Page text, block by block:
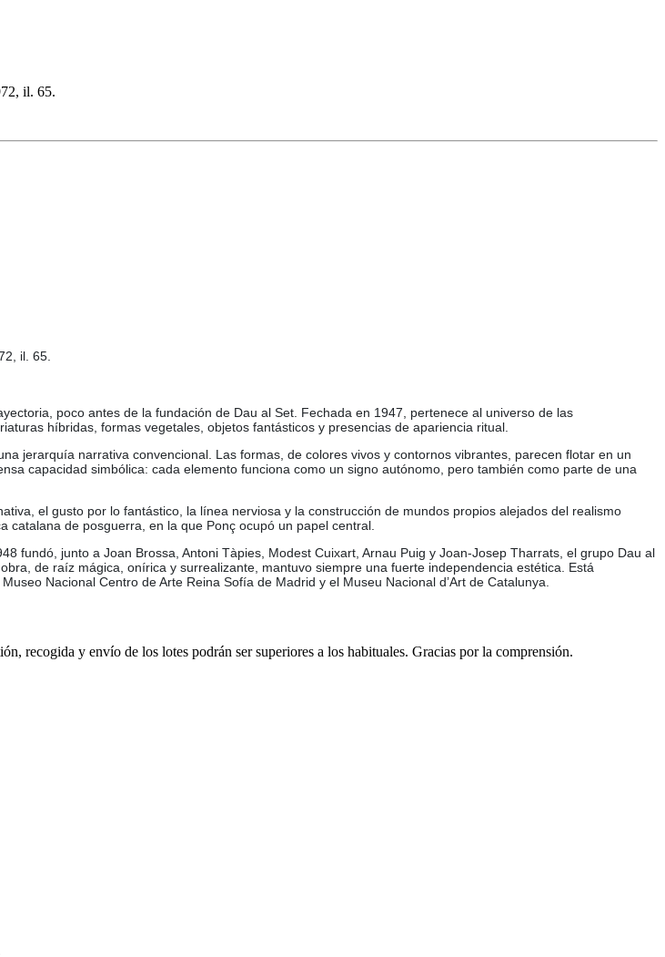
il. 65.
il. 65.
poco antes de la fundación de Dau al Set. Fechada en 1947, pertenece al universo de las
híbridas, formas vegetales, objetos fantásticos y presencias de apariencia ritual.
jerarquía narrativa convencional. Las formas, de colores vivos y contornos vibrantes, parecen flotar en un
capacidad simbólica: cada elemento funciona como un signo autónomo, pero también como parte de una
el gusto por lo fantástico, la línea nerviosa y la construcción de mundos propios alejados del realismo
catalana de posguerra, en la que Ponç ocupó un papel central.
fundó, junto a Joan Brossa, Antoni Tàpies, Modest Cuixart, Arnau Puig y Joan-Josep Tharrats, el grupo Dau al
de raíz mágica, onírica y surrealizante, mantuvo siempre una fuerte independencia estética. Está
Nacional Centro de Arte Reina Sofía de Madrid y el Museu Nacional d’Art de Catalunya.
recogida y envío de los lotes podrán ser superiores a los habituales. Gracias por la comprensión.